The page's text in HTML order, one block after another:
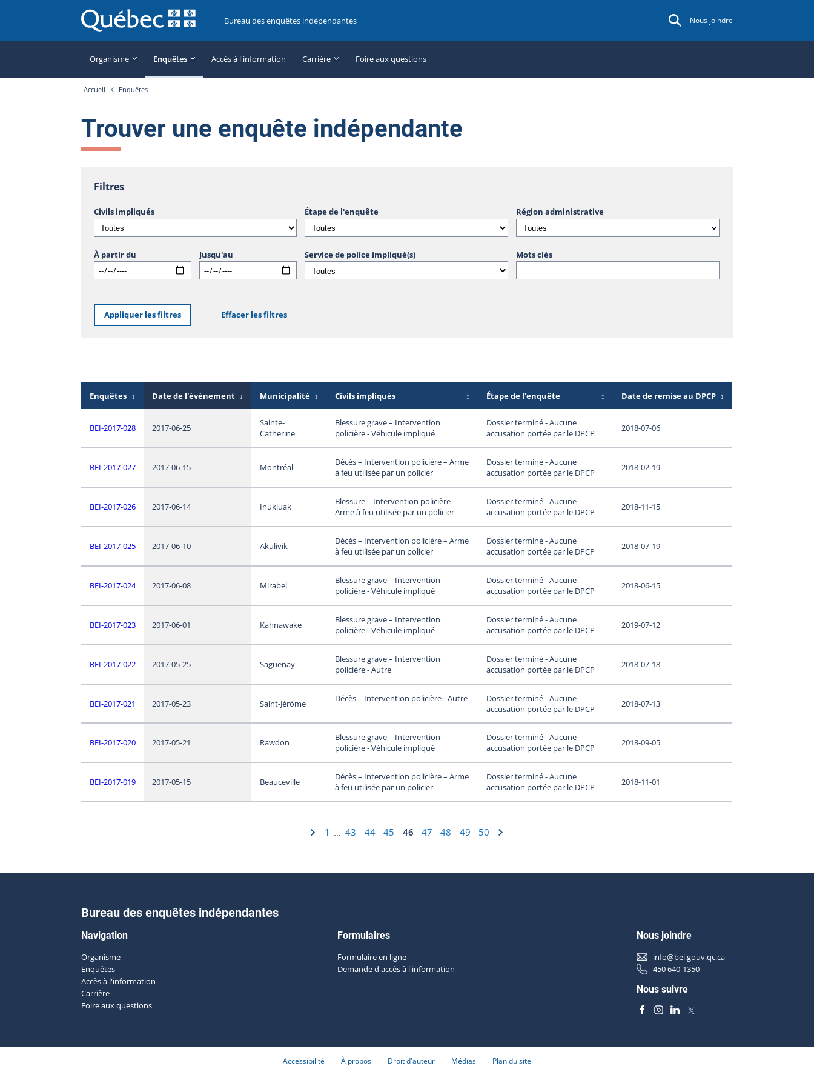
Bureau des enquêtes indépendantes Nous joindre
Organisme Enquêtes Accès à l'information Carrière Foire aux questions
Accueil Enquêtes
Trouver une enquête indépendante
Filtres
Civils impliqués Étape de l'enquête Région administrative
À partir du Jusqu'au Service de police impliqué(s) Mots clés
Appliquer les filtres Effacer les filtres
Enquêtes ↕ Date de l'événement ↓ Municipalité ↕ Civils impliqués ↕ Étape de l'enquête ↕ Date de remise au DPCP ↕
BEI-2017-028 2017-06-25
Sainte-
Catherine
Blessure grave – Intervention
policière - Véhicule impliqué
Dossier terminé - Aucune
accusation portée par le DPCP
2018-07-06
BEI-2017-027 2017-06-15 Montréal
Décès – Intervention policière – Arme
à feu utilisée par un policier
Dossier terminé - Aucune
accusation portée par le DPCP
2018-02-19
BEI-2017-026 2017-06-14 Inukjuak
Blessure – Intervention policière –
Arme à feu utilisée par un policier
Dossier terminé - Aucune
accusation portée par le DPCP
2018-11-15
BEI-2017-025 2017-06-10 Akulivik
Décès – Intervention policière – Arme
à feu utilisée par un policier
Dossier terminé - Aucune
accusation portée par le DPCP
2018-07-19
BEI-2017-024 2017-06-08 Mirabel
Blessure grave – Intervention
policière - Véhicule impliqué
Dossier terminé - Aucune
accusation portée par le DPCP
2018-06-15
BEI-2017-023 2017-06-01 Kahnawake
Blessure grave – Intervention
policière - Véhicule impliqué
Dossier terminé - Aucune
accusation portée par le DPCP
2019-07-12
BEI-2017-022 2017-05-25 Saguenay
Blessure grave – Intervention
policière - Autre
Dossier terminé - Aucune
accusation portée par le DPCP
2018-07-18
BEI-2017-021 2017-05-23 Saint-Jérôme Décès – Intervention policière - Autre
Dossier terminé - Aucune
accusation portée par le DPCP
2018-07-13
BEI-2017-020 2017-05-21 Rawdon
Blessure grave – Intervention
policière - Véhicule impliqué
Dossier terminé - Aucune
accusation portée par le DPCP
2018-09-05
BEI-2017-019 2017-05-15 Beauceville
Décès – Intervention policière – Arme
à feu utilisée par un policier
Dossier terminé - Aucune
accusation portée par le DPCP
2018-11-01
1 … 43 44 45 46 47 48 49 50
Bureau des enquêtes indépendantes
Navigation
Organisme
Enquêtes
Accès à l'information
Carrière
Foire aux questions
Formulaires
Formulaire en ligne
Demande d'accès à l'information
Nous joindre
info@bei.gouv.qc.ca
450 640-1350
Nous suivre
Accessibilité À propos Droit d'auteur Médias Plan du site